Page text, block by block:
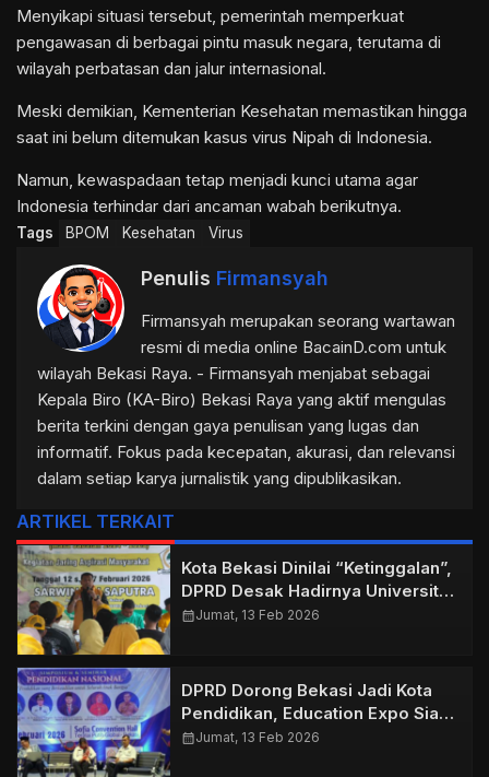
Menyikapi situasi tersebut, pemerintah memperkuat
pengawasan di berbagai pintu masuk negara, terutama di
wilayah perbatasan dan jalur internasional.
Meski demikian, Kementerian Kesehatan memastikan hingga
saat ini belum ditemukan kasus virus Nipah di Indonesia.
Namun, kewaspadaan tetap menjadi kunci utama agar
Indonesia terhindar dari ancaman wabah berikutnya.
Tags BPOM Kesehatan Virus
Penulis Firmansyah
Firmansyah merupakan seorang wartawan
resmi di media online BacainD.com untuk
wilayah Bekasi Raya. - Firmansyah menjabat sebagai
Kepala Biro (KA-Biro) Bekasi Raya yang aktif mengulas
berita terkini dengan gaya penulisan yang lugas dan
informatif. Fokus pada kecepatan, akurasi, dan relevansi
dalam setiap karya jurnalistik yang dipublikasikan.
ARTIKEL TERKAIT
Kota Bekasi Dinilai “Ketinggalan”,
DPRD Desak Hadirnya Universitas
Negeri
calendar_monthJumat, 13 Feb 2026
DPRD Dorong Bekasi Jadi Kota
Pendidikan, Education Expo Siap
Digelar Kembali
calendar_monthJumat, 13 Feb 2026